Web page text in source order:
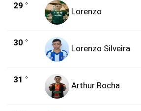
29 °
Lorenzo
30 °
Lorenzo Silveira
31 °
Arthur Rocha